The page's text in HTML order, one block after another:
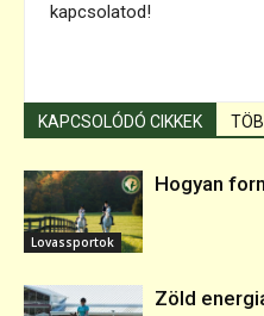
kapcsolatod!
KAPCSOLÓDÓ CIKKEK
Lovassportok
Hogyan
Zöld